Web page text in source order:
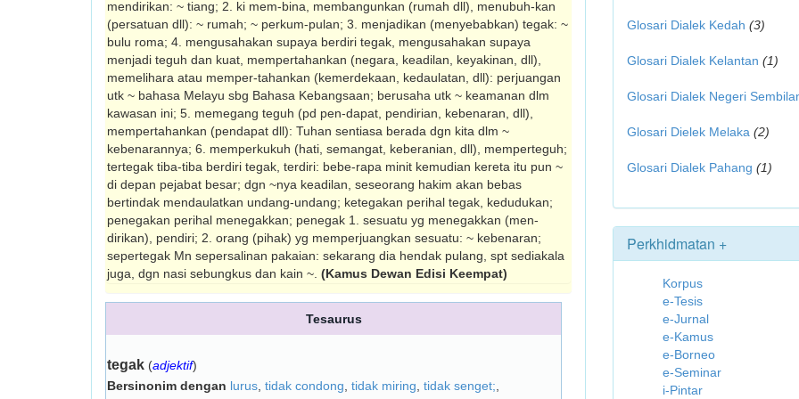
mendirikan: ~ tiang; 2. ki mem-bina, membangunkan (rumah dll), menubuh-kan
(persatuan dll): ~ rumah; ~ perkum-pulan; 3. menjadikan (menyebabkan) tegak: ~
bulu roma; 4. mengusahakan supaya berdiri tegak, mengusahakan supaya
menjadi teguh dan kuat, mempertahankan (negara, keadilan, keyakinan, dll),
memelihara atau memper-tahankan (kemerdekaan, kedaulatan, dll): perjuangan
utk ~ bahasa Melayu sbg Bahasa Kebangsaan; berusaha utk ~ keamanan dlm
kawasan ini; 5. memegang teguh (pd pen-dapat, pendirian, kebenaran, dll),
mempertahankan (pendapat dll): Tuhan sentiasa berada dgn kita dlm ~
kebenarannya; 6. memperkukuh (hati, semangat, keberanian, dll), memperteguh;
tertegak tiba-tiba berdiri tegak, terdiri: bebe-rapa minit kemudian kereta itu pun ~
di depan pejabat besar; dgn ~nya keadilan, seseorang hakim akan bebas
bertindak mendaulatkan undang-undang; ketegakan perihal tegak, kedudukan;
penegakan perihal menegakkan; penegak 1. sesuatu yg menegakkan (men­
dirikan), pendiri; 2. orang (pihak) yg mem­perjuangkan sesuatu: ~ kebenaran;
sepertegak Mn sepersalinan pakaian: sekarang dia hendak pulang, spt sediakala
juga, dgn nasi sebungkus dan kain ~. (Kamus Dewan Edisi Keempat)
Tesaurus
tegak (adjektif)
Bersinonim dengan lurus tidak condong tidak miring tidak senget;
Glosari Dialek Kedah (3)
Glosari Dialek Kelantan (1)
Glosari Dialek Negeri
Glosari Dielek Melaka (2)
Glosari Dialek Pahang (1)
Perkhidmatan +
Korpus
e-Tesis
e-Jurnal
e-Kamus
e-Borneo
e-Seminar
i-Pintar